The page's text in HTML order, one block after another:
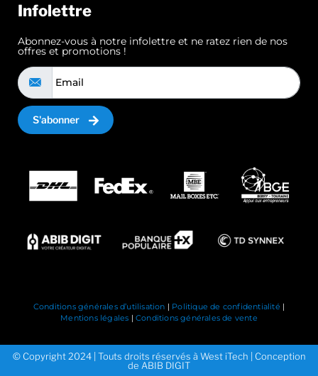
Infolettre
Abonnez-vous à notre infolettre et ne ratez rien de nos
offres et promotions !
S'abonner
Conditions générales d’utilisation | Politique de confidentialité |
Mentions légales | Conditions générales de vente
© Copyright 2024 | Touts droits réservés à West iTech | Conception
de ABIB DIGIT